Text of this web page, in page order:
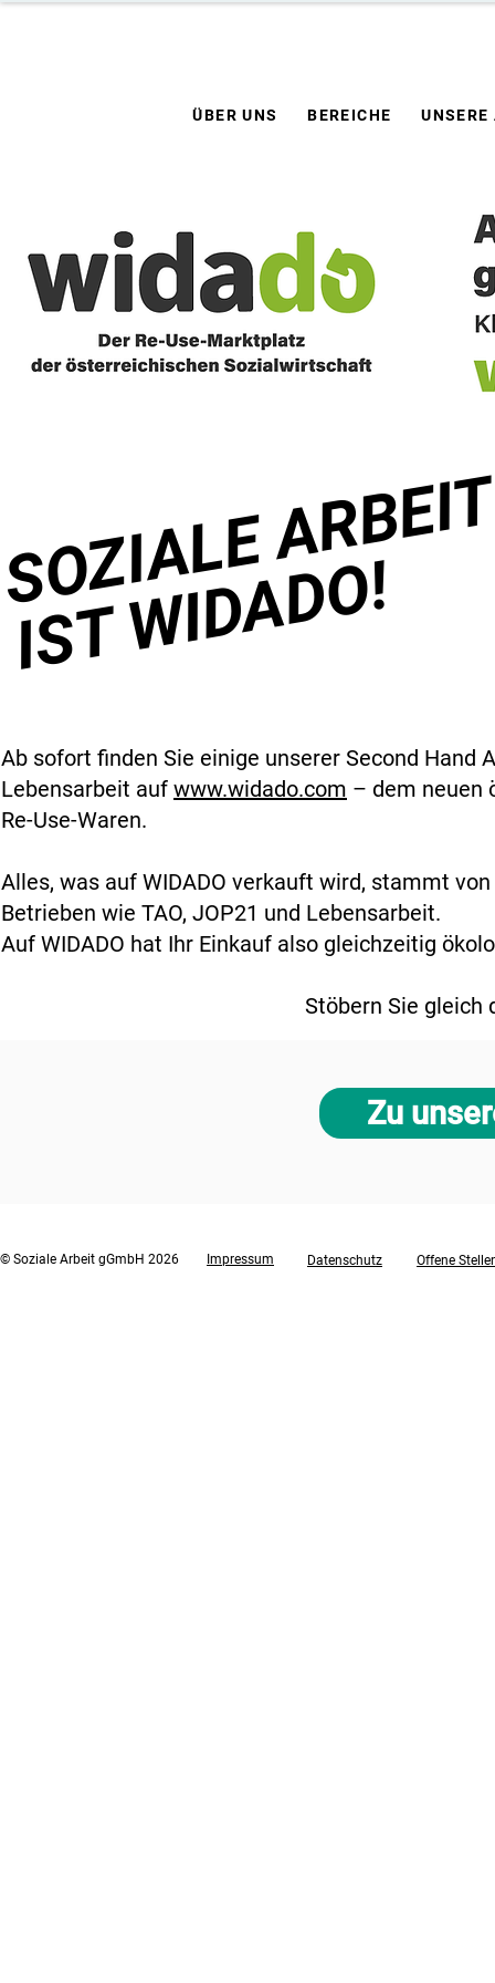
ÜBER UNS BEREICHE UNSERE
SOZIALE
IST WIDADO!
Ab sofort finden Sie einige unserer Second Hand
Lebensarbeit auf www.widado.com – dem neuen
Re-Use-Waren.
Alles, was auf WIDADO verkauft wird, stammt
Betrieben wie TAO, JOP21 und Lebensarbeit.
Auf WIDADO hat Ihr Einkauf also gleichzeitig
Stöbern Sie gleich
Zu
© Soziale Arbeit gGmbH 2026 Impressum Datenschutz Offene